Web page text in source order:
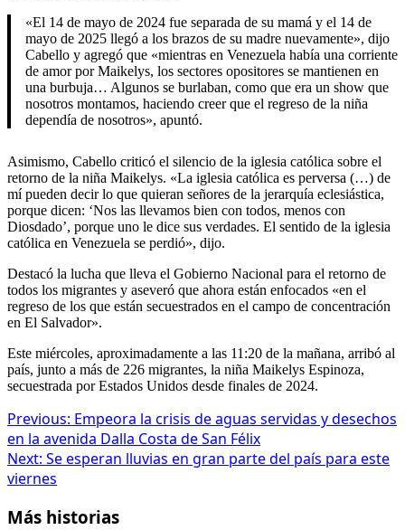
«El 14 de mayo de 2024 fue separada de su mamá y el 14 de
mayo de 2025 llegó a los brazos de su madre nuevamente», dijo
Cabello y agregó que «mientras en Venezuela había una corriente
de amor por Maikelys, los sectores opositores se mantienen en
una burbuja… Algunos se burlaban, como que era un show que
nosotros montamos, haciendo creer que el regreso de la niña
dependía de nosotros», apuntó.
Asimismo, Cabello criticó el silencio de la iglesia católica sobre el
retorno de la niña Maikelys. «La iglesia católica es perversa (…) de
mí pueden decir lo que quieran señores de la jerarquía eclesiástica,
porque dicen: ‘Nos las llevamos bien con todos, menos con
Diosdado’, porque uno le dice sus verdades. El sentido de la iglesia
católica en Venezuela se perdió», dijo.
Destacó la lucha que lleva el Gobierno Nacional para el retorno de
todos los migrantes y aseveró que ahora están enfocados «en el
regreso de los que están secuestrados en el campo de concentración
en El Salvador».
Este miércoles, aproximadamente a las 11:20 de la mañana, arribó al
país, junto a más de 226 migrantes, la niña Maikelys Espinoza,
secuestrada por Estados Unidos desde finales de 2024.
Post
navigation
Previous: Empeora la crisis de aguas servidas y desechos
en la avenida Dalla Costa de San Félix
Next: Se esperan lluvias en gran parte del país para este
viernes
Más historias